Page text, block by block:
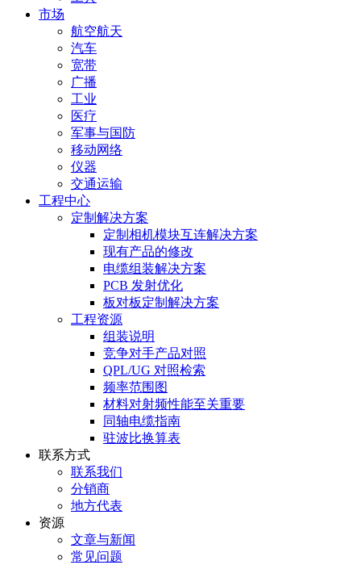
市场
航空航天
汽车
宽带
广播
工业
医疗
军事与国防
移动网络
仪器
交通运输
工程中心
定制解决方案
定制相机模块互连解决方案
现有产品的修改
电缆组装解决方案
PCB 发射优化
板对板定制解决方案
工程资源
组装说明
竞争对手产品对照
QPL/UG 对照检索
频率范围图
材料对射频性能至关重要
同轴电缆指南
驻波比换算表
联系方式
联系我们
分销商
地方代表
资源
文章与新闻
常见问题